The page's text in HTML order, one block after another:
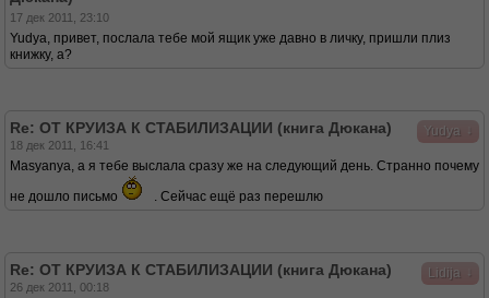
17 дек 2011, 23:10
Yudya, привет, послала тебе мой ящик уже давно в личку, пришли плиз
книжку, а?
Yudya
Re: ОТ КРУИЗА К СТАБИЛИЗАЦИИ (книга Дюкана)
18 дек 2011, 16:41
Masyanya, а я тебе выслала сразу же на следующий день. Странно почему
не дошло письмо
. Сейчас ещё раз перешлю
Lidija
Re: ОТ КРУИЗА К СТАБИЛИЗАЦИИ (книга Дюкана)
26 дек 2011, 00:18